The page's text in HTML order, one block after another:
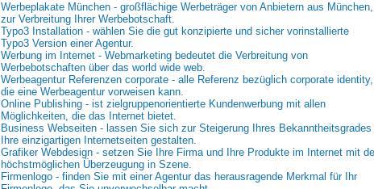
Werbeplakate München - großflächige Werbeträger von Anbietern aus München,
zur Verbreitung Ihrer Werbebotschaft.
Typo3 Installation - wählen Sie die gut konzipierte und sicher vorinstallierte
Typo3 Version einer Agentur.
Werbung im Internet - Webmarketing bedeutet die Verbreitung von
Werbebotschaften über das world wide web.
Werbeagentur Referenzen corporate - alle Referenz bezüglich corporate identity,
die eine Werbeagentur vorweisen kann.
Online Publishing - ist zielgruppenorientierte Kundenwerbung mit allen
Möglichkeiten, die das Internet bietet.
Business Webseiten - lassen Sie sich zur Steigerung Ihres Bekanntheitsgrades
Ihre einzigartigen Internetseiten gestalten.
Grafiker Webdesign - setzen Sie Ihre Firma und Ihre Produkte im Internet mit
höchstmöglichen Überzeugung in Szene.
Firmenlogo - finden Sie mit einer Agentur das herausragende Merkmal für Ihr